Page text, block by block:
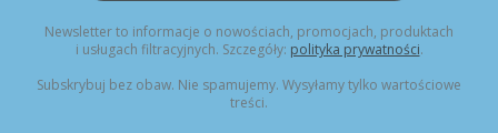
Newsletter to informacje o nowościach, promocjach, produktach
i usługach filtracyjnych. Szczegóły: polityka prywatności.
Subskrybuj bez obaw. Nie spamujemy. Wysyłamy tylko wartościowe
treści.